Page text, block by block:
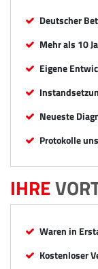
Deutscher
Mehr als 10
Eigene
Neueste
Protokolle
IHRE
Waren in
Kostenloser